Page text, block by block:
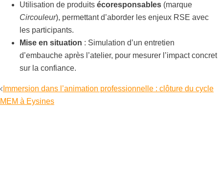
Utilisation de produits écoresponsables (marque
Circouleur), permettant d’aborder les enjeux RSE avec
les participants.
Mise en situation : Simulation d’un entretien
d’embauche après l’atelier, pour mesurer l’impact concret
sur la confiance.
Navigation
d’article
Immersion dans l’animation professionnelle : clôture du cycle
MEM à Eysines